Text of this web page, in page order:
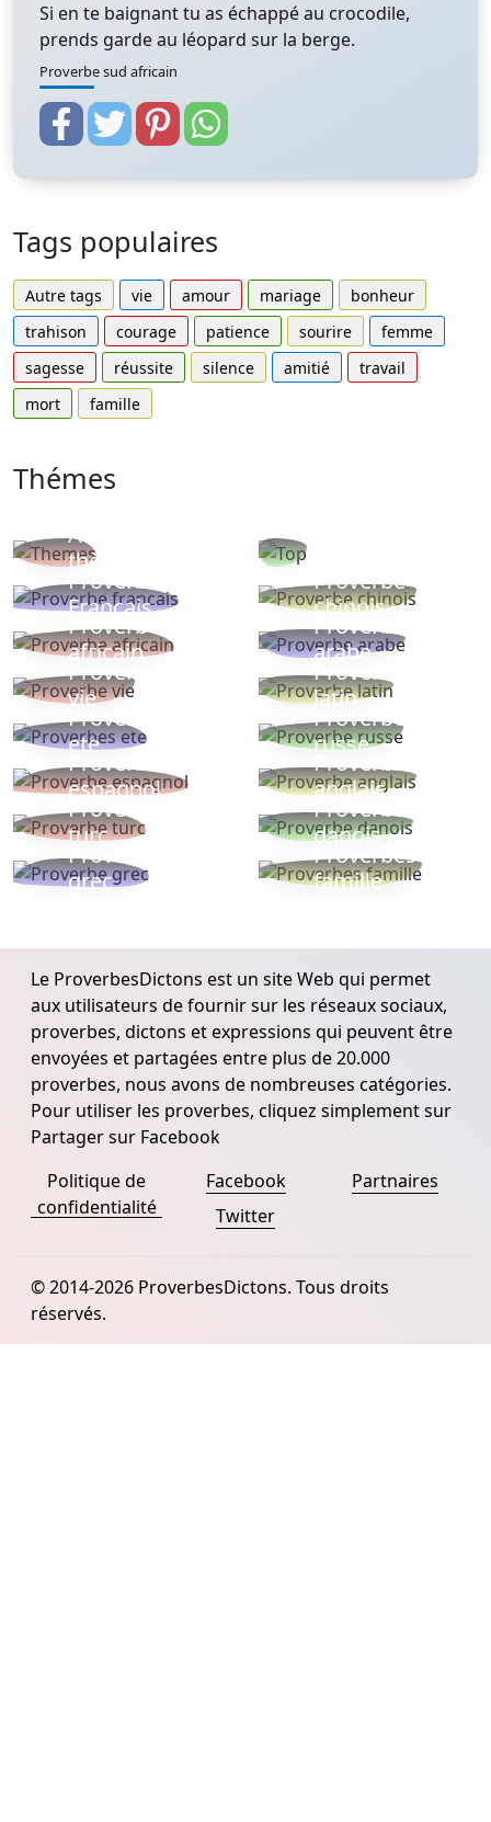
Si en te baignant tu as échappé au crocodile,
prends garde au léopard sur la berge.
Proverbe sud africain
Tags populaires
Autre tags vie amour mariage
bonheur
trahison
courage patience sourire
femme
sagesse
réussite silence amitié
travail
mort
famille
Thémes
Autres
thèmes
Proverbe
Français
Proverbe
chinois
Proverbe
africain
Proverbe
arabe
Proverbe
vie
Proverbe
latin
Proverbes
ete
Proverbe
russe
Proverbe
espagnol
Proverbe
anglais
Proverbe
turc
Proverbe
danois
Proverbe
grec
Proverbes
famille
Le ProverbesDictons est un site Web qui permet
aux utilisateurs de fournir sur les réseaux sociaux,
proverbes, dictons et expressions qui peuvent être
envoyées et partagées entre plus de 20.000
proverbes, nous avons de nombreuses catégories.
Pour utiliser les proverbes, cliquez simplement sur
Partager sur Facebook
Politique de
confidentialité
Facebook
Twitter
Partnaires
© 2014-2026 ProverbesDictons. Tous droits
réservés.